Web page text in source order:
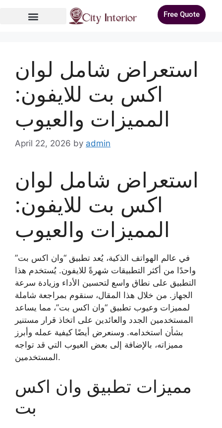
Free Quote
استعراض شامل لوان
اكس بت للايفون:
المميزات والعيوب
April 22, 2026 by admin
استعراض شامل لوان
اكس بت للايفون:
المميزات والعيوب
في عالم الهواتف الذكية، يُعد تطبيق “وان اكس بت”
واحدًا من أكثر التطبيقات شهرةً للايفون. يُستخدم هذا
التطبيق على نطاق واسع لتحسين الأداء وزيادة سرعة
الجهاز. من خلال هذا المقال، سنقوم بمراجعة شاملة
لمميزات وعيوب تطبيق “وان اكس بت”، مما يساعد
المستخدمين الجدد والعائدين على اتخاذ قرار مستنير
بشأن استخدامه. وسنعرض أيضًا كيفية عمله وأبرز
مميزاته، بالإضافة إلى بعض العيوب التي قد تواجه
المستخدمين.
مميزات تطبيق وان اكس
بت